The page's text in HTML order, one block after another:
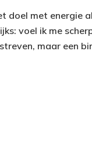
doel met energie
voel ik me
maar een